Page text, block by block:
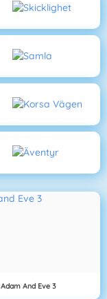
Adam And Eve 3